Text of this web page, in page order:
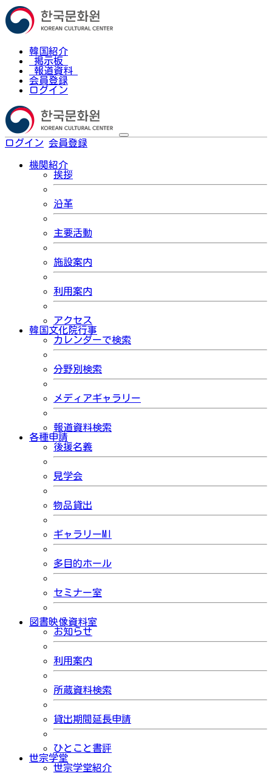
韓国紹介
掲示板
報道資料
会員登録
ログイン
ログイン 会員登録
機関紹介
挨拶
沿革
主要活動
施設案内
利用案内
アクセス
韓国文化院行事
カレンダーで検索
分野別検索
メディアギャラリー
報道資料検索
各種申請
後援名義
見学会
物品貸出
ギャラリーMI
多目的ホール
セミナー室
図書映像資料室
お知らせ
利用案内
所蔵資料検索
貸出期間延長申請
ひとこと書評
世宗学堂
世宗学堂紹介